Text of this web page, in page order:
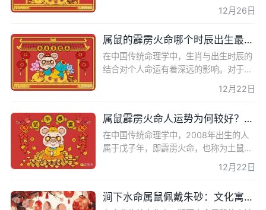
仅关系到个人幸福，也影响着家庭和谐。
12月26日
属鼠的霹雳火命哪个时辰出生最好呢？
在中国传统命理学中，生肖与出生时辰的
结合对个人命运有着深远的影响。对于属
鼠的人来说，霹雳火命意味着一种特殊的
命理格局。本文将深入探讨属鼠霹雳火命
12月22日
属鼠霹雳火命人运势为何较好？命理学解析
在中国传统命理学中，2008年出生的人
属于戊子年，即霹雳火命，也称为土鼠之
命。本文将深入探讨属鼠霹雳火命人的运
势为何较好，以及这一命理特征如何影响
12月22日
涧下水命属鼠佩戴朱砂：文化寓意与个人运势